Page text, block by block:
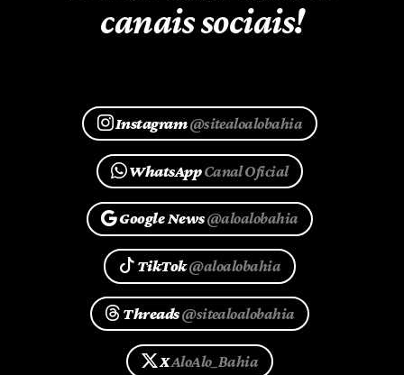
canais sociais!
Instagram@sitealoalobahia
WhatsAppCanal Oficial
Google News@aloalobahia
TikTok@aloalobahia
Threads@sitealoalobahia
XAloAlo_Bahia